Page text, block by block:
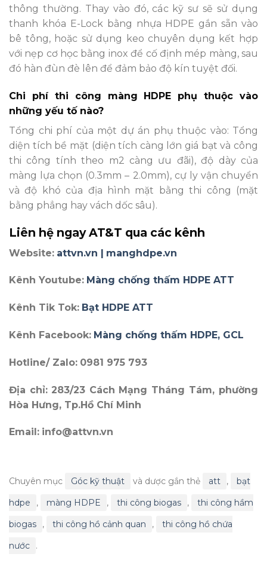
thông thường. Thay vào đó, các kỹ sư sẽ sử dụng
thanh khóa E-Lock bằng nhựa HDPE gắn sẵn vào
bê tông, hoặc sử dụng keo chuyên dụng kết hợp
với nẹp cơ học bằng inox để cố định mép màng, sau
đó hàn đùn đè lên để đảm bảo độ kín tuyệt đối.
Chi phí thi công màng HDPE phụ thuộc vào
những yếu tố nào?
Tổng chi phí của một dự án phụ thuộc vào: Tổng
diện tích bề mặt (diện tích càng lớn giá bạt và công
thi công tính theo m2 càng ưu đãi), độ dày của
màng lựa chọn (0.3mm – 2.0mm), cự ly vận chuyển
và độ khó của địa hình mặt bằng thi công (mặt
bằng phẳng hay vách dốc sâu).
Liên hệ ngay AT&T qua các kênh
Website: attvn.vn | manghdpe.vn
Kênh Youtube: Màng chống thấm HDPE ATT
Kênh Tik Tok: Bạt HDPE ATT
Kênh Facebook: Màng chống thấm HDPE, GCL
Hotline/ Zalo: 0981 975 793
Địa chỉ: 283/23 Cách Mạng Tháng Tám, phường
Hòa Hưng, Tp.Hồ Chí Minh
Email: info@attvn.vn
Chuyên mục Góc kỹ thuật và dược gắn thẻ att ,
bạt
hdpe
, màng HDPE , thi công biogas ,
thi công hầm
biogas
, thi công hồ cảnh quan ,
thi công hồ chứa
nước
.